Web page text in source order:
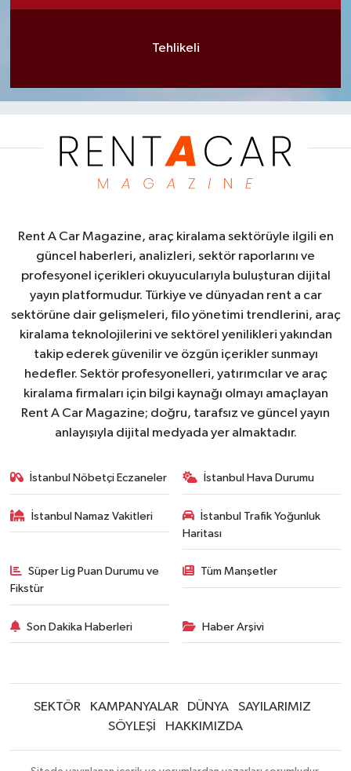
Tehlikeli
Rent A Car Magazine, araç kiralama sektörüyle ilgili en
güncel haberleri, analizleri, sektör raporlarını ve
profesyonel içerikleri okuyucularıyla buluşturan dijital
yayın platformudur. Türkiye ve dünyadan rent a car
sektörüne dair gelişmeleri, filo yönetimi trendlerini, araç
kiralama teknolojilerini ve sektörel yenilikleri yakından
takip ederek güvenilir ve özgün içerikler sunmayı
hedefler. Sektör profesyonelleri, yatırımcılar ve araç
kiralama firmaları için bilgi kaynağı olmayı amaçlayan
Rent A Car Magazine; doğru, tarafsız ve güncel yayın
anlayışıyla dijital medyada yer almaktadır.
İstanbul Nöbetçi Eczaneler İstanbul Hava Durumu
İstanbul Namaz Vakitleri
İstanbul Trafik Yoğunluk
Haritası
Süper Lig Puan Durumu ve
Fikstür
Tüm Manşetler
Son Dakika Haberleri Haber Arşivi
SEKTÖR KAMPANYALAR DÜNYA
SAYILARIMIZ
SÖYLEŞİ
HAKKIMIZDA